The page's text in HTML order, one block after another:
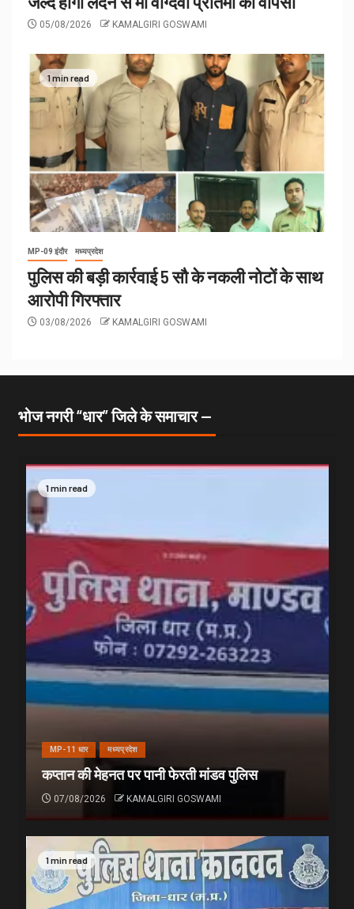
05/08/2026 KAMALGIRI GOSWAMI
1 min read
MP-09 इंदौर मध्यप्रदेश
पुलिस की बड़ी कार्रवाई 5 सौ के नकली नोटों के साथ
आरोपी गिरफ्तार
03/08/2026 KAMALGIRI GOSWAMI
भोज नगरी “धार” जिले के समाचार —
1 min read
MP-11 धार मध्यप्रदेश
कप्तान की मेहनत पर पानी फेरती मांडव पुलिस
07/08/2026 KAMALGIRI GOSWAMI
1 min read